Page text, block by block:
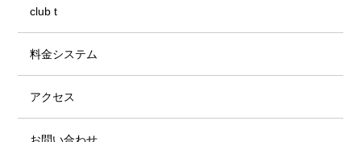
club t
料金システム
アクセス